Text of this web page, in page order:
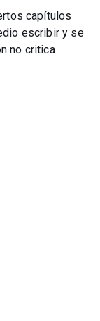
capítulos
escribir y se
no critica